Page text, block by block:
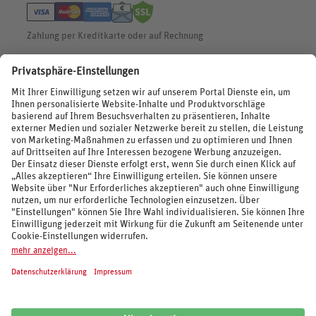
Widerruf HanseMerkur
Zahlung per Kreditkarte oder auf Rechnung
BEWERTUNGEN
SOCIAL MEDIA
REISEVERANSTALTER UND MARKEN
© 2026 REWE Reisen